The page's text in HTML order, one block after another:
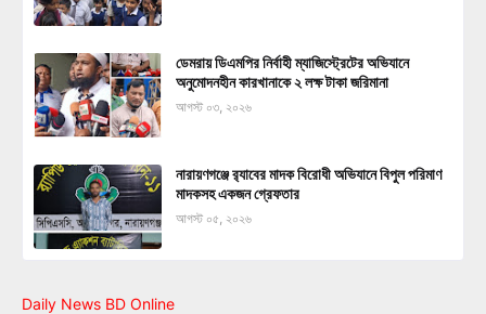
ডেমরায় ডিএমপির নির্বাহী ম্যাজিস্ট্রেটের অভিযানে
অনুমোদনহীন কারখানাকে ২ লক্ষ টাকা জরিমানা
আগস্ট ০৩, ২০২৬
নারায়ণগঞ্জে র‍্যাবের মাদক বিরোধী অভিযানে বিপুল পরিমাণ
মাদকসহ একজন গ্রেফতার
আগস্ট ০৫, ২০২৬
Daily News BD Online